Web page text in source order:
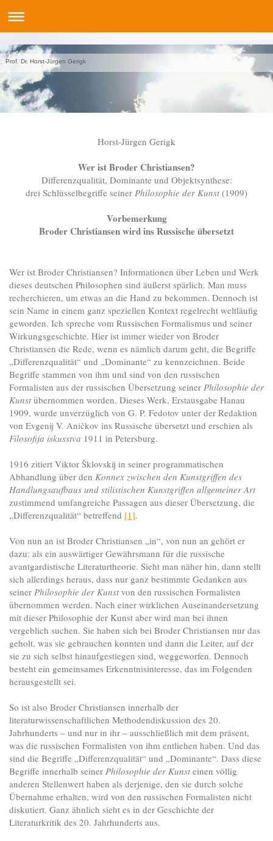
Prof. Dr. Horst-Jürgen Gerigk
Horst-Jürgen Gerigk
Wer ist Broder Christiansen?
Differenzqualität, Dominante und Objektsynthese:
drei Schlüsselbegriffe seiner Philosophie der Kunst(1909)
Vorbemerkung
Broder Christiansen wird ins Russische übersetzt
Wer ist Broder Christiansen? Informationen über Leben und Werk
dieses deutschen Philosophen sind äußerst spärlich. Man muss
recherchieren, um etwas an die Hand zu bekommen. Dennoch ist
sein Name in einem ganz speziellen Kontext regelrecht weltläufig
geworden. Ich spreche vom Russischen Formalismus und seiner
Wirkungsgeschichte. Hier ist immer wieder von Broder
Christiansen die Rede, wenn es nämlich darum geht, die Begriffe
„Differenzqualität“ und „Dominante“ zu kennzeichnen. Beide
Begriffe stammen von ihm und sind von den russischen
Formalisten aus der russischen Übersetzung seiner Philosophie der
Kunstübernommen worden. Dieses Werk, Erstausgabe Hanau
1909, wurde unverzüglich von G. P. Fedotov unter der Redaktion
von Evgenij V. Aničkov ins Russische übersetzt und erschien als
Filosofija iskusstva 1911 in Petersburg.
1916 zitiert Viktor Šklovskij in seiner programmatischen
Abhandlung über den Konnex zwischen den Kunstgriffen des
Handlungsaufbaus und stilistischen Kunstgriffen allgemeiner Art
zustimmend umfangreiche Passagen aus dieser Übersetzung, die
„Differenzqualität“ betreffend [1].
Von nun an ist Broder Christiansen „in“, von nun an gehört er
dazu: als ein auswärtiger Gewährsmann für die russische
avantgardistische Literaturtheorie. Sieht man näher hin, dann stellt
sich allerdings heraus, dass nur ganz bestimmte Gedanken aus
seiner Philosophie der Kunstvon den russischen Formalisten
übernommen werden. Nach einer wirklichen Auseinandersetzung
mit dieser Philosophie der Kunst aber wird man bei ihnen
vergeblich suchen. Sie haben sich bei Broder Christiansen nur das
geholt, was sie gebrauchen konnten und dann die Leiter, auf der
sie zu sich selbst hinaufgestiegen sind, weggeworfen. Dennoch
besteht ein gemeinsames Erkenntnisinteresse, das im Folgenden
herausgestellt sei.
So ist also Broder Christiansen innerhalb der
literaturwissenschaftlichen Methodendiskussion des 20.
Jahrhunderts – und nur in ihr – ausschließlich mit dem präsent,
was die russischen Formalisten von ihm entliehen haben. Und das
sind die Begriffe „Differenzqualität“ und „Dominante“. Dass diese
Begriffe innerhalb seiner Philosophie der Kunsteinen völlig
anderen Stellenwert haben als derjenige, den sie durch solche
Übernahme erhalten, wird von den russischen Formalisten nicht
diskutiert. Ganz ähnlich sieht es in der Geschichte der
Literaturkritik des 20. Jahrhunderts aus.